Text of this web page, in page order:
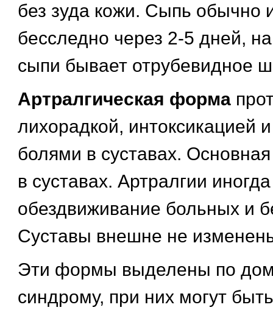
без зуда кожи. Сыпь обычно
бесследно через 2-5 дней,
сыпи бывает отрубевидное
Артралгическая форма
лихорадкой, интоксикацией
болями в суставах.
в суставах. Артралгии
обездвиживание больных и
Суставы внешне не
Эти формы выделены по
синдрому, при них могут